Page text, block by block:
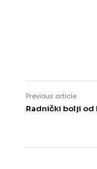
Previous article
Radnički bolji od